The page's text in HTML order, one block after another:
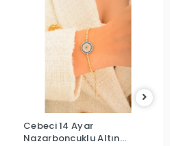
Cebeci 14 Ayar
Nazarboncuklu Altın